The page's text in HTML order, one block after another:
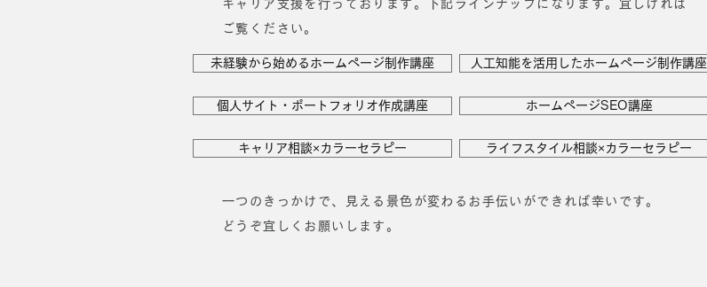
キャリア相談×カラーセラピー ライフスタイル相談×カラーセラピー
個人サイト・ポートフォリオ作成講座 ホームページSEO講座
未経験から始めるホームページ制作講座 人工知能を活用したホームページ制作講座
キャリア支援を行っております。下記ラインナップになります 。 宜しければ
ご覧ください。
一つのきっかけで、見える景色が変わるお手伝いができれば幸いです。
どうぞ宜しくお願いします。